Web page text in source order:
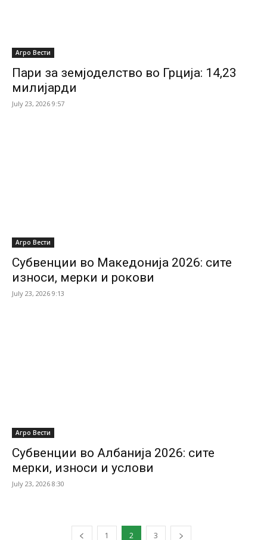
Агро Вести
Пари за земјоделство во Грција: 14,23
милијарди
July 23, 2026 9:57
Агро Вести
Субвенции во Македонија 2026: сите
износи, мерки и рокови
July 23, 2026 9:13
Агро Вести
Субвенции во Албанија 2026: сите
мерки, износи и услови
July 23, 2026 8:30
1 2 3